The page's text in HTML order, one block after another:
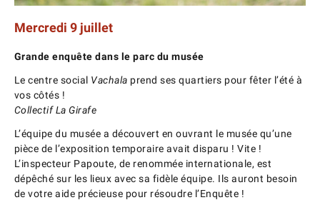
Mercredi 9 juillet
Grande enquête dans le parc du musée
Le centre social Vachala prend ses quartiers pour fêter l’été à
vos côtés !
Collectif La Girafe
L’équipe du musée a découvert en ouvrant le musée qu’une
pièce de l’exposition temporaire avait disparu ! Vite !
L’inspecteur Papoute, de renommée internationale, est
dépêché sur les lieux avec sa fidèle équipe. Ils auront besoin
de votre aide précieuse pour résoudre l’Enquête !